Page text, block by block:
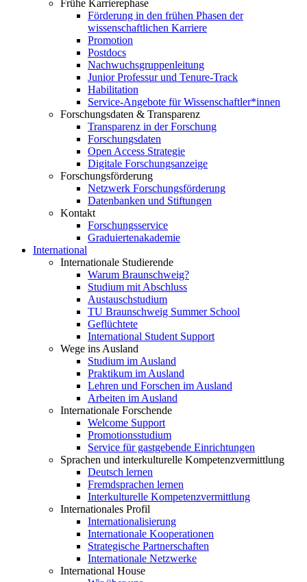
Frühe Karrierephase
Förderung in den frühen Phasen der
wissenschaftlichen Karriere
Promotion
Postdocs
Nachwuchsgruppenleitung
Junior Professur und Tenure-Track
Habilitation
Service-Angebote für Wissenschaftler*innen
Forschungsdaten & Transparenz
Transparenz in der Forschung
Forschungsdaten
Open Access Strategie
Digitale Forschungsanzeige
Forschungsförderung
Netzwerk Forschungsförderung
Datenbanken und Stiftungen
Kontakt
Forschungsservice
Graduiertenakademie
International
Internationale Studierende
Warum Braunschweig?
Studium mit Abschluss
Austauschstudium
TU Braunschweig Summer School
Geflüchtete
International Student Support
Wege ins Ausland
Studium im Ausland
Praktikum im Ausland
Lehren und Forschen im Ausland
Arbeiten im Ausland
Internationale Forschende
Welcome Support
Promotionsstudium
Service für gastgebende Einrichtungen
Sprachen und interkulturelle Kompetenzvermittlung
Deutsch lernen
Fremdsprachen lernen
Interkulturelle Kompetenzvermittlung
Internationales Profil
Internationalisierung
Internationale Kooperationen
Strategische Partnerschaften
Internationale Netzwerke
International House